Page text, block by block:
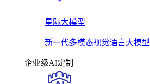
星际大模型
新一代多模态视觉语言大模型
企业级AI定制